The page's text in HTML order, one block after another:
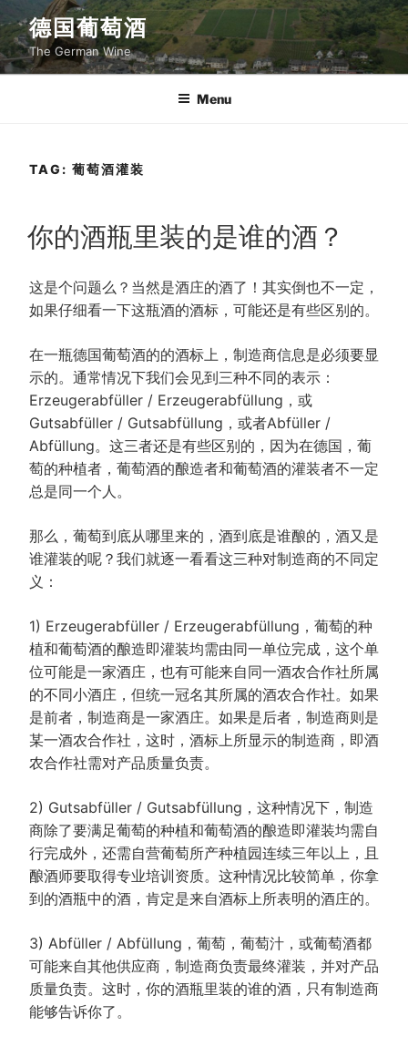
to
content
德国葡萄酒
The German Wine
Menu
TAG: 葡萄酒灌装
POSTED
ON
你的酒瓶里装的是谁的酒？
这是个问题么？当然是酒庄的酒了！其实倒也不一定，
如果仔细看一下这瓶酒的酒标，可能还是有些区别的。
在一瓶德国葡萄酒的的酒标上，制造商信息是必须要显
示的。通常情况下我们会见到三种不同的表示：
Erzeugerabfüller / Erzeugerabfüllung，或
Gutsabfüller / Gutsabfüllung，或者Abfüller /
Abfüllung。这三者还是有些区别的，因为在德国，葡
萄的种植者，葡萄酒的酿造者和葡萄酒的灌装者不一定
总是同一个人。
那么，葡萄到底从哪里来的，酒到底是谁酿的，酒又是
谁灌装的呢？我们就逐一看看这三种对制造商的不同定
义：
1) Erzeugerabfüller / Erzeugerabfüllung，葡萄的种
植和葡萄酒的酿造即灌装均需由同一单位完成，这个单
位可能是一家酒庄，也有可能来自同一酒农合作社所属
的不同小酒庄，但统一冠名其所属的酒农合作社。如果
是前者，制造商是一家酒庄。如果是后者，制造商则是
某一酒农合作社，这时，酒标上所显示的制造商，即酒
农合作社需对产品质量负责。
2) Gutsabfüller / Gutsabfüllung，这种情况下，制造
商除了要满足葡萄的种植和葡萄酒的酿造即灌装均需自
行完成外，还需自营葡萄所产种植园连续三年以上，且
酿酒师要取得专业培训资质。这种情况比较简单，你拿
到的酒瓶中的酒，肯定是来自酒标上所表明的酒庄的。
3) Abfüller / Abfüllung，葡萄，葡萄汁，或葡萄酒都
可能来自其他供应商，制造商负责最终灌装，并对产品
质量负责。这时，你的酒瓶里装的谁的酒，只有制造商
能够告诉你了。